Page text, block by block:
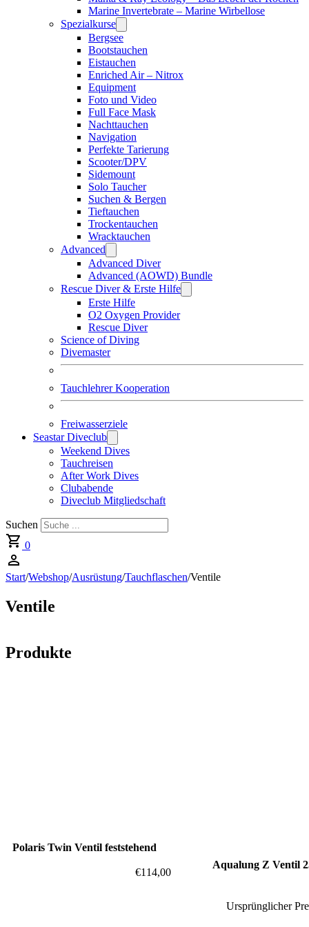
Marine Invertebrate – Marine Wirbellose
Spezialkurse
Bergsee
Bootstauchen
Eistauchen
Enriched Air – Nitrox
Equipment
Foto und Video
Full Face Mask
Nachttauchen
Navigation
Perfekte Tarierung
Scooter/DPV
Sidemount
Solo Taucher
Suchen & Bergen
Tieftauchen
Trockentauchen
Wracktauchen
Advanced
Advanced Diver
Advanced (AOWD) Bundle
Rescue Diver & Erste Hilfe
Erste Hilfe
O2 Oxygen Provider
Rescue Diver
Science of Diving
Divemaster
Tauchlehrer Kooperation
Freiwasserziele
Seastar Diveclub
Weekend Dives
Tauchreisen
After Work Dives
Clubabende
Diveclub Mitgliedschaft
Suchen
0
Start/Webshop/Ausrüstung/Tauchflaschen/Ventile
Ventile
Produkte
Polaris Twin Ventil feststehend
€114,00
Aqualung Z Ventil
Ursprünglicher